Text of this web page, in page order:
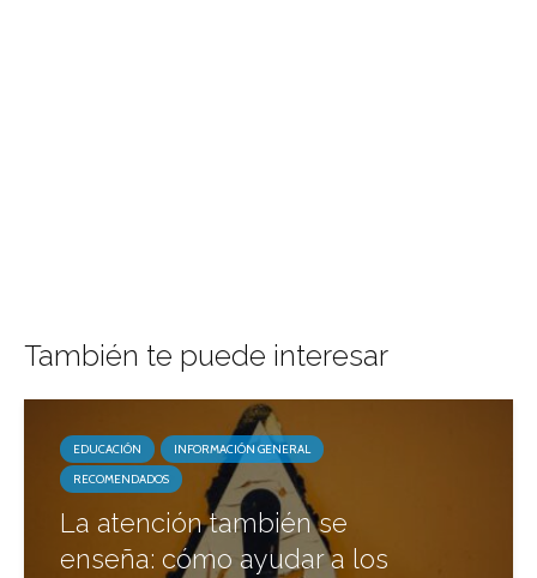
También te puede interesar
EDUCACIÓN
INFORMACIÓN GENERAL
RECOMENDADOS
La atención también se
enseña: cómo ayudar a los